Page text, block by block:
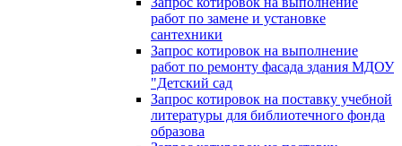
работ по замене и установке
сантехники
Запрос котировок на выполнение
работ по ремонту фасада здания МДОУ
"Детский сад
Запрос котировок на поставку учебной
литературы для библиотечного фонда
образова